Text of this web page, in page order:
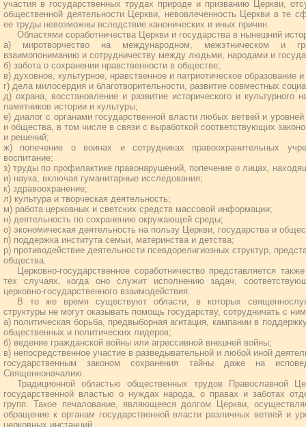
участия в государственных трудах природе и призванию Церкви,
общественной деятельности Церкви, невовлеченность Церкви в те
ее труды невозможны вследствие канонических и иных причин.
Областями соработничества Церкви и государства в нынешний
а) миротворчество на международном, межэтническом и
взаимопониманию и сотрудничеству между людьми, народами и
б) забота о сохранении нравственности в обществе;
в) духовное, культурное, нравственное и патриотическое образование
г) дела милосердия и благотворительности, развитие совместных
д) охрана, восстановление и развитие исторического и культурного
памятников истории и культуры;
е) диалог с органами государственной власти любых ветвей и
и общества, в том числе в связи с выработкой соответствующих
и решений;
ж) попечение о воинах и сотрудниках правоохранительных
воспитание;
з) труды по профилактике правонарушений, попечение о лицах,
и) наука, включая гуманитарные исследования;
к) здравоохранение;
л) культура и творческая деятельность;
м) работа церковных и светских средств массовой информации;
н) деятельность по сохранению окружающей среды;
о) экономическая деятельность на пользу Церкви, государства и
п) поддержка института семьи, материнства и детства;
р) противодействие деятельности псевдорелигиозных структур,
общества.
Церковно-государственное соработничество представляется
тех случаях, когда оно служит исполнению задач,
церковно-государственного взаимодействия.
В то же время существуют области, в которых
структуры не могут оказывать помощь государству, сотрудничать с
а) политическая борьба, предвыборная агитация, кампании в
общественных и политических лидеров;
б) ведение гражданской войны или агрессивной внешней войны;
в) непосредственное участие в разведывательной и любой иной
государственным законом сохранения тайны даже на
Священноначалию.
Традиционной областью общественных трудов Православной
государственной властью о нуждах народа, о правах и заботах
групп. Такое печалование, являющееся долгом Церкви,
обращение к органам государственной власти различных ветвей и
церковных инстанций.